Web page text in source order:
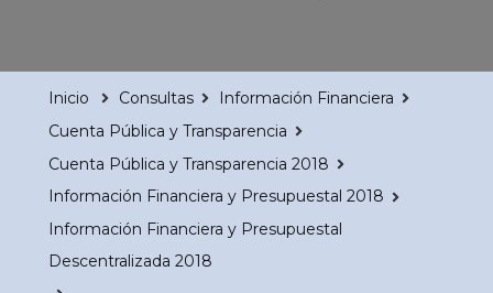
Inicio Consultas
Información Financiera
Cuenta Pública y Transparencia
Cuenta Pública y Transparencia 2018
Información Financiera y Presupuestal 2018
Información Financiera y Presupuestal
Descentralizada 2018